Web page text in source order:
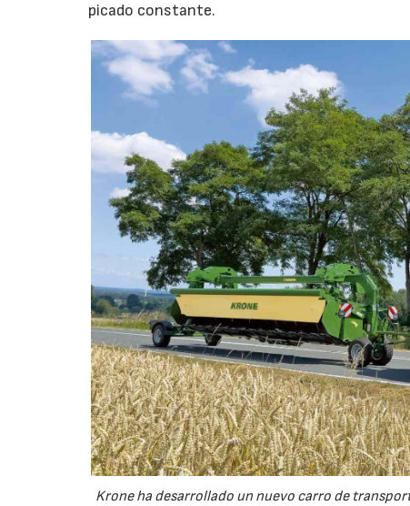
picado constante.
Krone ha desarrollado un nuevo carro de